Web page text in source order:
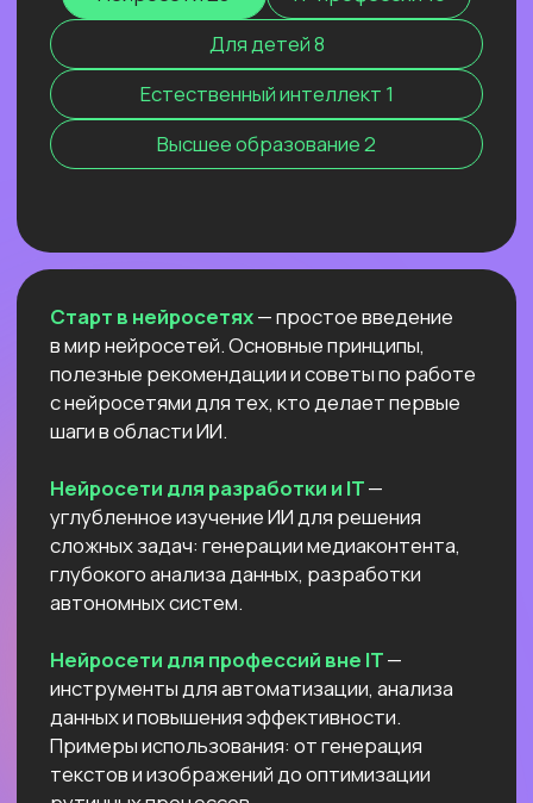
методы разработкив 2−4 раза быстрее
с помощью нейросетей и no-соde
инструментов!
Промпт-инжиниринг— это
взаимодействие с нейросетями, которое
превращает твои идеи в мощные ИИ-
решения: автоматизация рутину,
Для детей 8
Высшее образование 2
Чат-боты
Вайб-кодинг